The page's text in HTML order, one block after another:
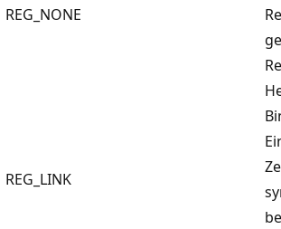
REG_NONE
REG_LINK